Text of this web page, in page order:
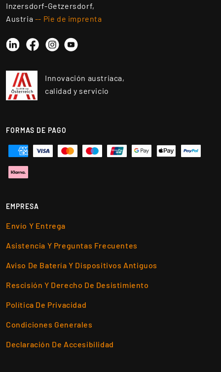
Inzersdorf-Getzersdorf,
Austria -- Pie de imprenta
LinkedinFacebookInstagram
YouTube
Innovación austriaca,
calidad y servicio
FORMAS DE PAGO
EMPRESA
Envío Y Entrega
Asistencia Y Preguntas Frecuentes
Aviso De Batería Y Dispositivos Antiguos
Rescisión Y Derecho De Desistimiento
Política De Privacidad
Condiciones Generales
Declaración De Accesibilidad